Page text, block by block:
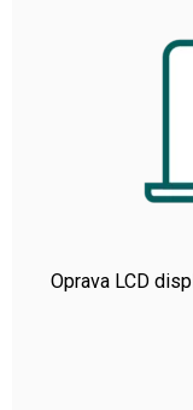
Oprava LCD